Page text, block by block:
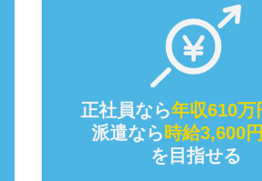
正社員なら年収610万
派遣なら 時給3,600
を目指せる